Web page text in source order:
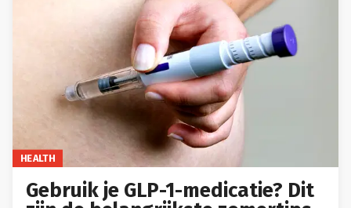
HEALTH
Gebruik je GLP-1-medicatie? Dit